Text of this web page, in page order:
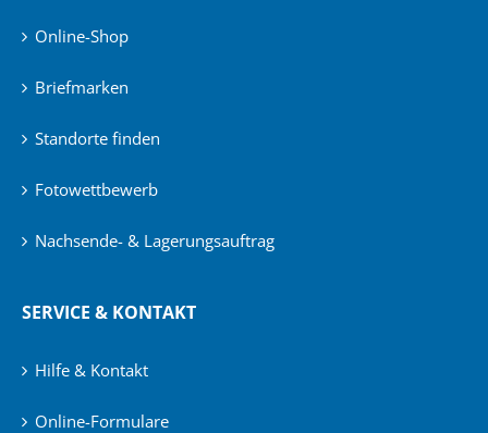
Online-Shop
Briefmarken
Standorte finden
Fotowettbewerb
Nachsende- & Lagerungsauftrag
SERVICE & KONTAKT
Hilfe & Kontakt
Online-Formulare